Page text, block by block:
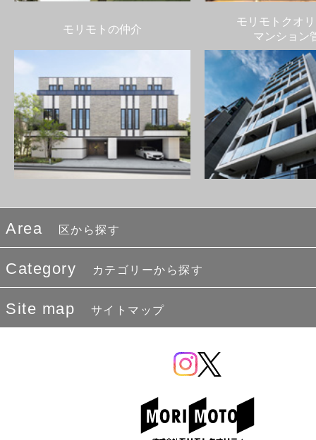
モリモトの仲介
モリモトクオ
マンション
Area 区から探す
Category カテゴリーから探す
Site map サイトマップ